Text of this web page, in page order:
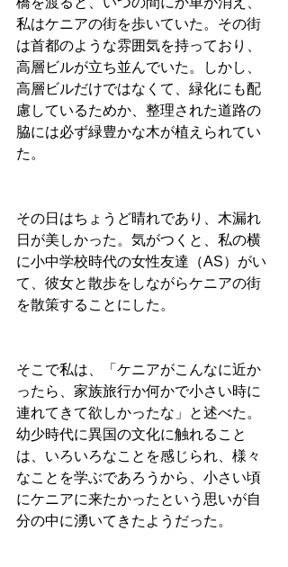
私はケニアの街を歩いていた。その街
は首都のような雰囲気を持っており、
高層ビルが立ち並んでいた。しかし、
高層ビルだけではなくて、緑化にも配
慮しているためか、整理された道路の
脇には必ず緑豊かな木が植えられてい
た。
その日はちょうど晴れであり、木漏れ
日が美しかった。気がつくと、私の横
に小中学校時代の女性友達（AS）がい
て、彼女と散歩をしながらケニアの街
を散策することにした。
そこで私は、「ケニアがこんなに近か
ったら、家族旅行か何かで小さい時に
連れてきて欲しかったな」と述べた。
幼少時代に異国の文化に触れること
は、いろいろなことを感じられ、様々
なことを学ぶであろうから、小さい頃
にケニアに来たかったという思いが自
分の中に湧いてきたようだった。